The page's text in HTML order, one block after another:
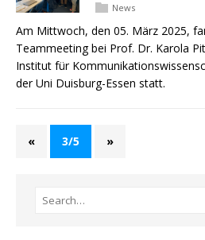
News
Am Mittwoch, den 05. März 2025,
Teammeeting bei Prof. Dr. Karola
Institut für
der Uni Duisburg-Essen statt.
« 3/5 »